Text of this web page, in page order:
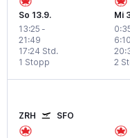
So 13.9.
13:25 -
21:49
1 Stopp
17:24 Std.
Mi
6:10
2
ZRH SFO